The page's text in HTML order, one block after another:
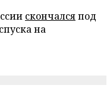
скончалсяпод
на